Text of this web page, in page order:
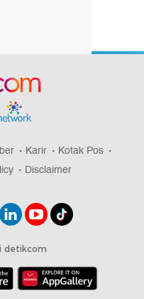
Karir
Kotak Pos
Disclaimer
detikcom